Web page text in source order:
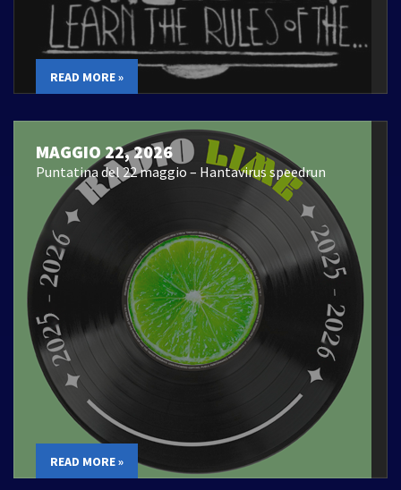
READ MORE »
MAGGIO 22, 2026
Puntatina del 22 maggio – Hantavirus speedrun
READ MORE »